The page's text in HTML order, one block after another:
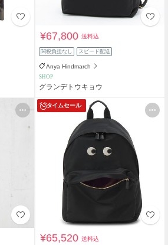
¥67,800送料込
関税負担なし スピード配送
Anya Hindmarch
SHOP
グランデトウキョウ
タイムセール
¥65,520送料込